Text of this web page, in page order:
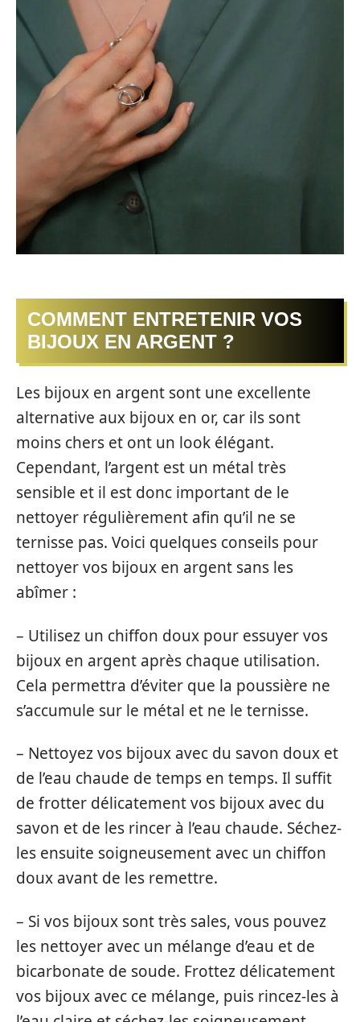
COMMENT ENTRETENIR VOS
BIJOUX EN ARGENT ?
Les bijoux en argent sont une excellente
alternative aux bijoux en or, car ils sont
moins chers et ont un look élégant.
Cependant, l’argent est un métal très
sensible et il est donc important de le
nettoyer régulièrement afin qu’il ne se
ternisse pas. Voici quelques conseils pour
nettoyer vos bijoux en argent sans les
abîmer :
– Utilisez un chiffon doux pour essuyer vos
bijoux en argent après chaque utilisation.
Cela permettra d’éviter que la poussière ne
s’accumule sur le métal et ne le ternisse.
– Nettoyez vos bijoux avec du savon doux et
de l’eau chaude de temps en temps. Il suffit
de frotter délicatement vos bijoux avec du
savon et de les rincer à l’eau chaude. Séchez-
les ensuite soigneusement avec un chiffon
doux avant de les remettre.
– Si vos bijoux sont très sales, vous pouvez
les nettoyer avec un mélange d’eau et de
bicarbonate de soude. Frottez délicatement
vos bijoux avec ce mélange, puis rincez-les à